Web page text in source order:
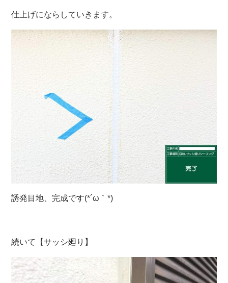
仕上げにならしていきます。
誘発目地、完成です(*´ω｀*)
続いて【サッシ廻り】